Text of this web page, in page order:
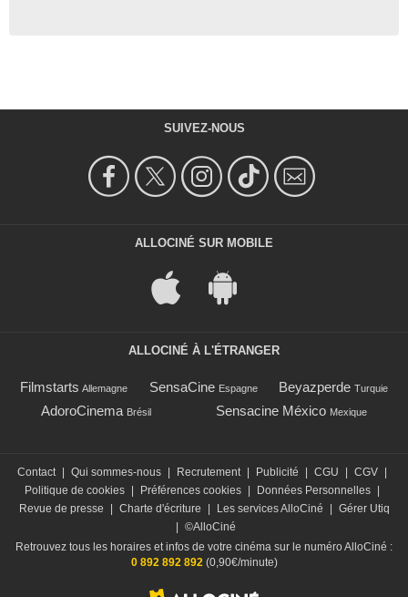
SUIVEZ-NOUS
ALLOCINÉ SUR MOBILE
ALLOCINÉ À L'ÉTRANGER
Filmstarts Allemagne SensaCine Espagne Beyazperde Turquie
AdoroCinema Brésil Sensacine México Mexique
Contact Qui sommes-nous Recrutement Publicité CGU CGV
Politique de cookies
Préférences cookies Données Personnelles
Revue de presse
Charte d'écriture Les services AlloCiné
Gérer Utiq
©AlloCiné
Retrouvez tous les horaires et infos de votre cinéma sur le numéro AlloCiné :
0 892 892 892(0,90€/minute)